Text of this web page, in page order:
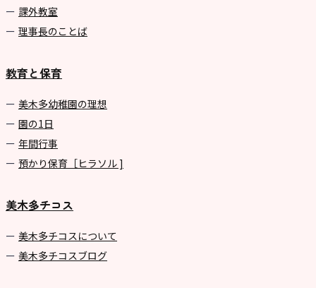
課外教室
理事長のことば
教育と保育
美⽊多幼稚園の理想
園の1⽇
年間⾏事
預かり保育［ヒラソル ]
美木多チコス
美⽊多チコスについて
美⽊多チコスブログ